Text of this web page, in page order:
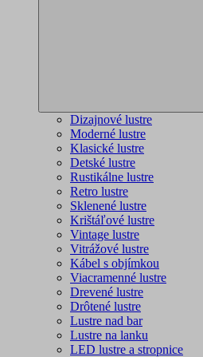
Dizajnové lustre
Moderné lustre
Klasické lustre
Detské lustre
Rustikálne lustre
Retro lustre
Sklenené lustre
Krištáľové lustre
Vintage lustre
Vitrážové lustre
Kábel s objímkou
Viacramenné lustre
Drevené lustre
Drôtené lustre
Lustre nad bar
Lustre na lanku
LED lustre a stropnice